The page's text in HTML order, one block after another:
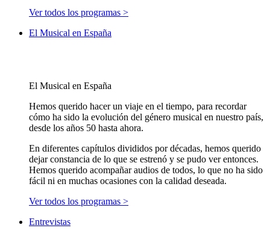
Ver todos los programas >
El Musical en España
El Musical en España
Hemos querido hacer un viaje en el tiempo, para recordar
cómo ha sido la evolución del género musical en nuestro país,
desde los años 50 hasta ahora.
En diferentes capítulos divididos por décadas, hemos querido
dejar constancia de lo que se estrenó y se pudo ver entonces.
Hemos querido acompañar audios de todos, lo que no ha sido
fácil ni en muchas ocasiones con la calidad deseada.
Ver todos los programas >
Entrevistas